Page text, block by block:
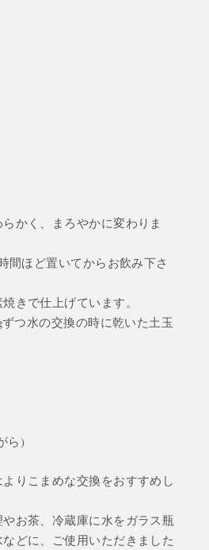
かく、まろやかに変わりま
間ほど置いてからお飲み下さ
きで仕上げています。
つ水の交換の時に乾いた土玉
ら)
りこまめな交換をおすすめし
お茶、冷蔵庫に水をガラス瓶
どに、ご使用いただきました